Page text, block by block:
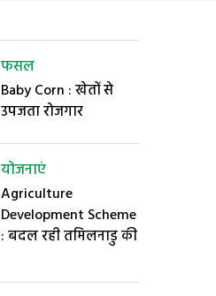
फसल
Baby Corn : खेतों से
उपजता रोजगार
योजनाएं
Agriculture
Development Scheme
: बदल रही तमिलनाडु की